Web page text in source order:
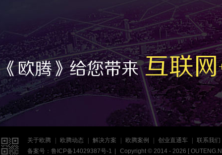
《欧腾》给您带来互联网
 关于欧腾 欧腾动态 解决方案 欧腾案例 创业直通车
联系我们
备案号： 鲁ICP备14029387号-1 Copyright © 2014 - 2026 [